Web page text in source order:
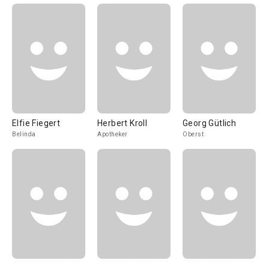
Elfie Fiegert
Belinda
Herbert Kroll
Apotheker
Georg Gütlich
Oberst